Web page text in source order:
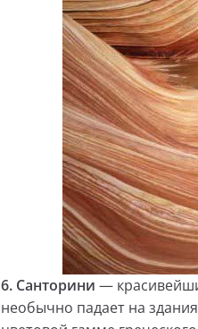
6. Санторини —
необычно падает на